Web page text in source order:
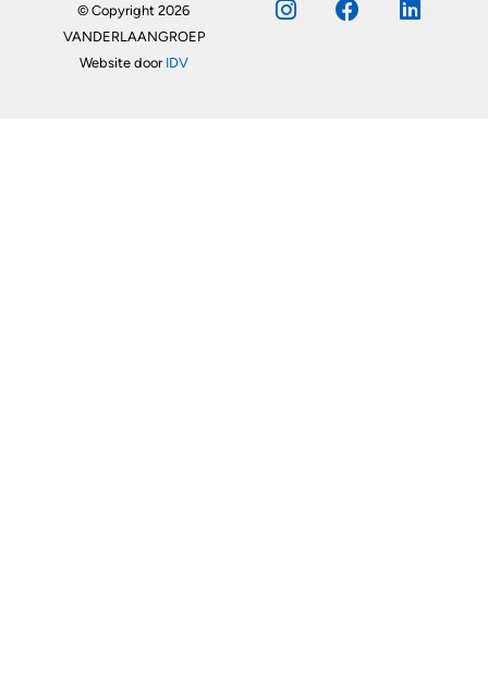
© Copyright 2026
VANDERLAANGROEP
Website door IDV